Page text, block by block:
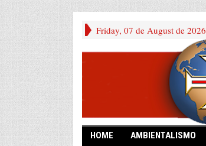
Friday, 07 de August de 2026
HOME AMBIENTALISMO